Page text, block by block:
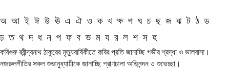
অ আ ই ঈ উ ঊ এ ঐ ও ক খ ক্ষ গ ঘ চ ছ জ ঝ ট ঠ ড
ঢ ত থ দ ধ ন প ফ ব ভ ম য র ল শ স হ
কবিগুরু রবীন্দ্রনাথ ঠাকুরের মৃত্যুবার্ষিকীতে কবির প্রতি জানাচ্ছি গভীর শ্রদ্ধা ও ভালবাসা।
নজরুলগীতির সকল শুভানুধ্যায়ীকে জানাচ্ছি প্রাণঢালা অভিনন্দন ও শুভেচ্ছা।